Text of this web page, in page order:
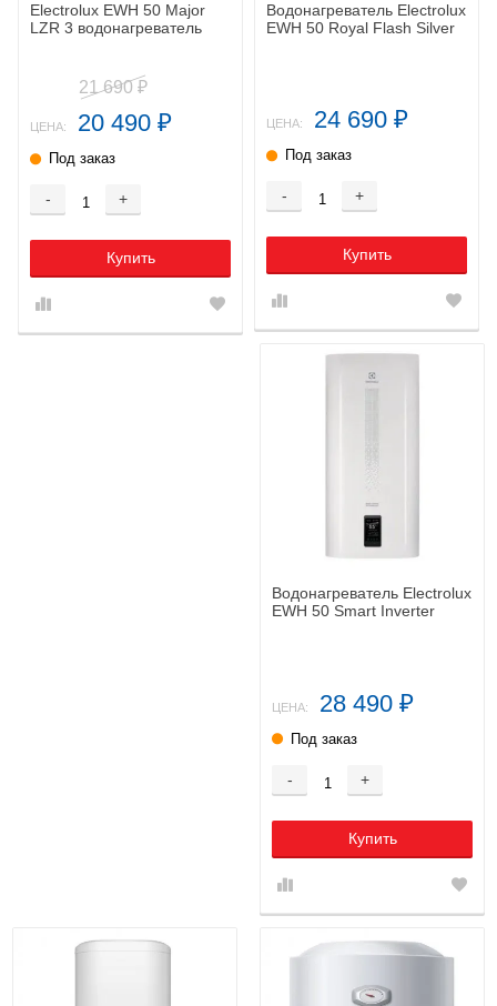
Electrolux EWH 50 Major
LZR 3 водонагреватель
21 690 ₽
ЦЕНА: 20 490 ₽
Под заказ
- +
Купить
Водонагреватель Electrolux
EWH 50 Royal Flash Silver
ЦЕНА: 24 690 ₽
Под заказ
- +
Купить
Водонагреватель Electrolux
EWH 50 Smart Inverter
ЦЕНА: 28 490 ₽
Под заказ
- +
Купить